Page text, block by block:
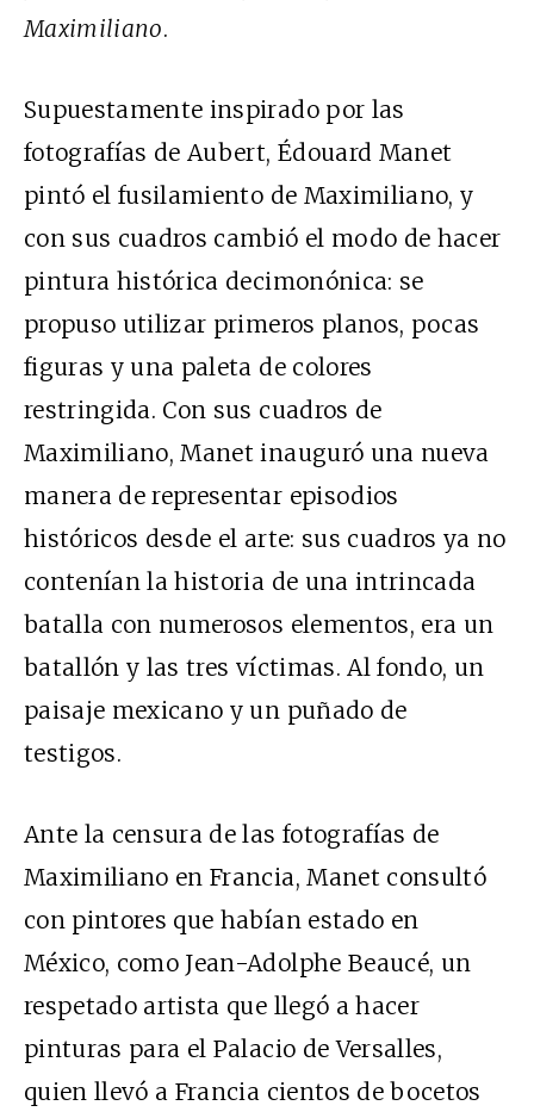
Maximiliano.
Supuestamente inspirado por las
fotografías de Aubert, Édouard Manet
pintó el fusilamiento de Maximiliano, y
con sus cuadros cambió el modo de hacer
pintura histórica decimonónica: se
propuso utilizar primeros planos, pocas
figuras y una paleta de colores
restringida. Con sus cuadros de
Maximiliano, Manet inauguró una nueva
manera de representar episodios
históricos desde el arte: sus cuadros ya no
contenían la historia de una intrincada
batalla con numerosos elementos, era un
batallón y las tres víctimas. Al fondo, un
paisaje mexicano y un puñado de
testigos.
Ante la censura de las fotografías de
Maximiliano en Francia, Manet consultó
con pintores que habían estado en
México, como Jean-Adolphe Beaucé, un
respetado artista que llegó a hacer
pinturas para el Palacio de Versalles,
quien llevó a Francia cientos de bocetos